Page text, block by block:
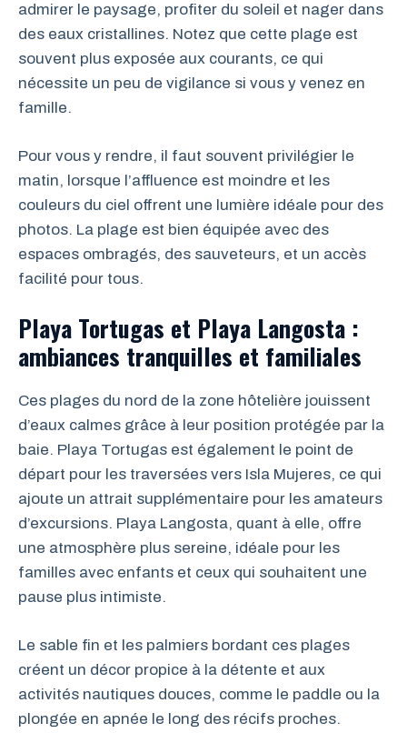
admirer le paysage, profiter du soleil et nager dans
des eaux cristallines. Notez que cette plage est
souvent plus exposée aux courants, ce qui
nécessite un peu de vigilance si vous y venez en
famille.
Pour vous y rendre, il faut souvent privilégier le
matin, lorsque l’affluence est moindre et les
couleurs du ciel offrent une lumière idéale pour des
photos. La plage est bien équipée avec des
espaces ombragés, des sauveteurs, et un accès
facilité pour tous.
Playa Tortugas et Playa Langosta :
ambiances tranquilles et familiales
Ces plages du nord de la zone hôtelière jouissent
d’eaux calmes grâce à leur position protégée par la
baie. Playa Tortugas est également le point de
départ pour les traversées vers Isla Mujeres, ce qui
ajoute un attrait supplémentaire pour les amateurs
d’excursions. Playa Langosta, quant à elle, offre
une atmosphère plus sereine, idéale pour les
familles avec enfants et ceux qui souhaitent une
pause plus intimiste.
Le sable fin et les palmiers bordant ces plages
créent un décor propice à la détente et aux
activités nautiques douces, comme le paddle ou la
plongée en apnée le long des récifs proches.